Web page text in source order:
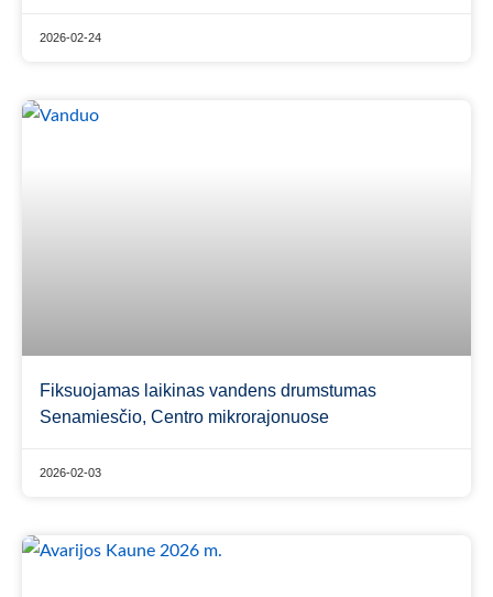
2026-02-24
Fiksuojamas laikinas vandens drumstumas
Senamiesčio, Centro mikrorajonuose
2026-02-03